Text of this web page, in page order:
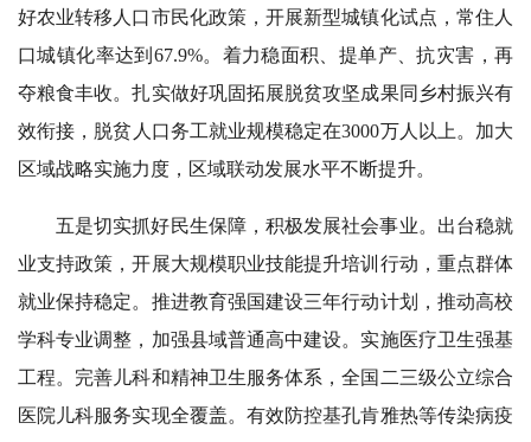
好农业转移人口市民化政策，开展新型城镇化试点，常住人
口城镇化率达到67.9%。着力稳面积、提单产、抗灾害，再
夺粮食丰收。扎实做好巩固拓展脱贫攻坚成果同乡村振兴有
效衔接，脱贫人口务工就业规模稳定在3000万人以上。加大
区域战略实施力度，区域联动发展水平不断提升。
五是切实抓好民生保障，积极发展社会事业。出台稳就
业支持政策，开展大规模职业技能提升培训行动，重点群体
就业保持稳定。推进教育强国建设三年行动计划，推动高校
学科专业调整，加强县域普通高中建设。实施医疗卫生强基
工程。完善儿科和精神卫生服务体系，全国二三级公立综合
医院儿科服务实现全覆盖。有效防控基孔肯雅热等传染病疫